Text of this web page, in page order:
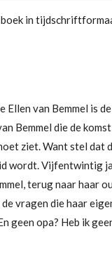
boek in
Ellen van Bemmel is
Bemmel die de
ziet. Want stel dat
wordt. Vijfentwintig
terug naar haar
vragen die haar
geen opa? Heb ik